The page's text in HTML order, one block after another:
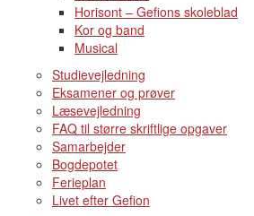
Horisont – Gefions skoleblad
Kor og band
Musical
Studievejledning
Eksamener og prøver
Læsevejledning
FAQ til større skriftlige opgaver
Samarbejder
Bogdepotet
Ferieplan
Livet efter Gefion